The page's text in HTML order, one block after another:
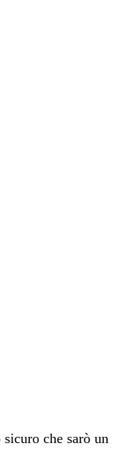
che sarò un